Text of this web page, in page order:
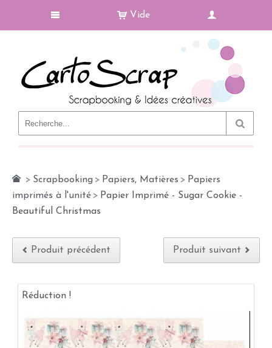
Vide
> Scrapbooking > Papiers, Matières > Papiers
imprimés à l'unité > Papier Imprimé - Sugar Cookie -
Beautiful Christmas
Produit précédent Produit suivant
Réduction !